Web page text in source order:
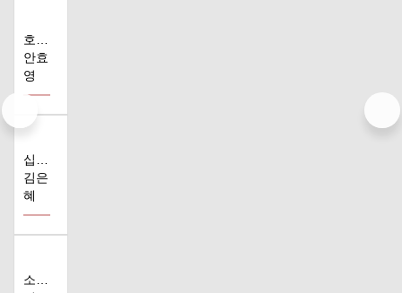
호모 심비우스
안효
영
십이지
김은
혜
소프라노와 3인..